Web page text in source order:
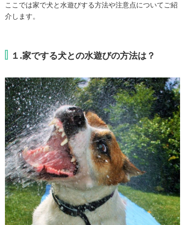
ここでは家で犬と水遊びする方法や注意点についてご紹
介します。
１.家でする犬との水遊びの方法は？